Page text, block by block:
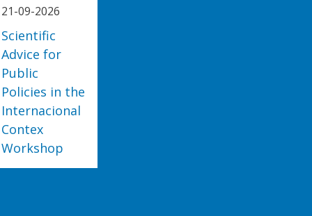
21-09-2026
Scientific
Advice for
Public
Policies in the
Internacional
Contex
Workshop